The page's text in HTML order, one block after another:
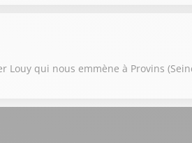
Louy qui nous emmène à Provins